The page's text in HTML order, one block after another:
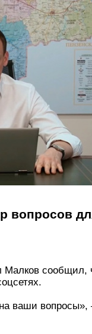
вопросов
Малков сообщил,
ваши